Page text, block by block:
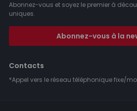
Abonnez-vous et soyez le premier à
uniques.
Abonnez-vous à la
Contacts
*Appel vers le réseau téléphonique fixe/